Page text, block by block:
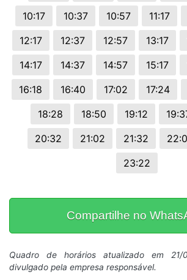
10:17
10:37 10:57 11:17
12:17
12:37 12:57 13:17
14:17
14:37 14:57 15:17
16:18
16:40 17:02 17:24
18:28
18:50 19:12
20:32
21:02 21:32
23:22
Compartilhe no
Quadro de horários atualizado em 21/
divulgado pela empresa responsável.